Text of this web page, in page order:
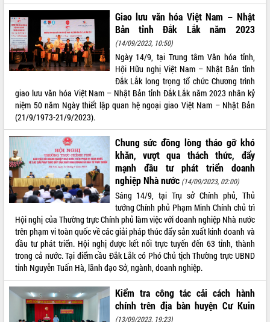
Thứ trưởng Bộ Y tế làm việc với tỉnh
Đắk Lắk về phát triển nhân lực y tế
cho trạm y tế cấp xã
Du lịch Đắk Lắk nâng tầm trải nghiệm
du khách thông qua Hệ thống cơ sở dữ
liệu và Bản đồ số
Tập huấn ứng dụng trí tuệ nhân tạo (AI)
trong thương mại điện tử năm 2026
Đoàn đại biểu Quốc hội tỉnh Đắk Lắk
nhất, Quốc hội khóa XVI
Quyết liệt cải cách hành chính, khơi
thông nguồn lực phát triển
Nâng cao hiệu lực, hiệu quả HĐND
tỉnh thông qua hiện đại hóa hành chính
Xã Ea Phê gắn cải cách hành chính với
chuyển đổi số
Phó Chủ tịch Thường trực UBND tỉnh
Hồ Thị Nguyên Thảo làm việc tại Trung
tâm Phục vụ hành chính công xã Ea
Phê
Xây dựng nền hành chính số đồng
hành cùng nông dân dân, doanh nghiệp
Giai đoạn 2026-2030, Đắk Lắk phấn
Giao lưu văn hóa Việt Nam – Nhật
Bản tỉnh Đắk Lắk năm 2023
(14/09/2023, 10:50)
Ngày 14/9, tại Trung tâm Văn hóa tỉnh,
Hội Hữu nghị Việt Nam – Nhật Bản tỉnh
Đắk Lắk long trọng tổ chức Chương trình
giao lưu văn hóa Việt Nam – Nhật Bản tỉnh Đắk Lắk năm 2023 nhân kỷ
niệm 50 năm Ngày thiết lập quan hệ ngoại giao Việt Nam – Nhật Bản
(21/9/1973-21/9/2023).
Chung sức đồng lòng tháo gỡ khó
khăn, vượt qua thách thức, đẩy
mạnh đầu tư phát triển doanh
nghiệp Nhà nước (14/09/2023, 02:00)
Sáng 14/9, tại Trụ sở Chính phủ, Thủ
tướng Chính phủ Phạm Minh Chính chủ trì
Hội nghị của Thường trực Chính phủ làm việc với doanh nghiệp Nhà nước
trên phạm vi toàn quốc về các giải pháp thúc đẩy sản xuất kinh doanh và
đầu tư phát triển. Hội nghị được kết nối trực tuyến đến 63 tỉnh, thành
trong cả nước. Tại điểm cầu Đắk Lắk có Phó Chủ tịch Thường trực UBND
tỉnh Nguyễn Tuấn Hà, lãnh đạo Sở, ngành, doanh nghiệp.
Kiểm tra công tác cải cách hành
chính trên địa bàn huyện Cư Kuin
(13/09/2023, 19:23)